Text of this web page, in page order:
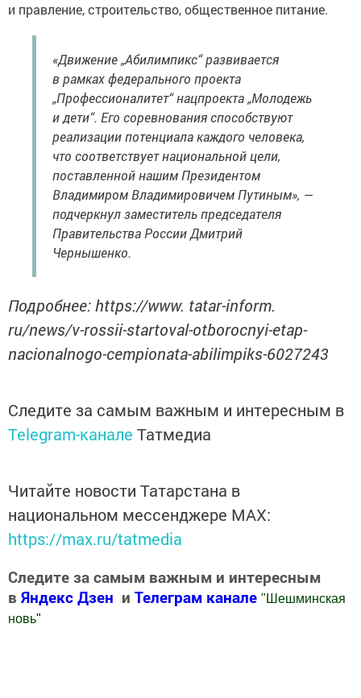
и правление, строительство, общественное питание.
«Движение „Абилимпикс“ развивается
в рамках федерального проекта
„Профессионалитет“ нацпроекта „Молодежь
и дети“. Его соревнования способствуют
реализации потенциала каждого человека,
что соответствует национальной цели,
поставленной нашим Президентом
Владимиром Владимировичем Путиным», —
подчеркнул заместитель председателя
Правительства России Дмитрий
Чернышенко.
Подробнее: https://www. tatar-inform.
ru/news/v-rossii-startoval-otborocnyi-etap-
nacionalnogo-cempionata-abilimpiks-6027243
Следите за самым важным и интересным в
Telegram-канале Татмедиа
Читайте новости Татарстана в
национальном мессенджере MАХ:
https://max.ru/tatmedia
Следите за самым важным и интересным
в Яндекс Дзен и Телеграм канале " Шешминская
новь"